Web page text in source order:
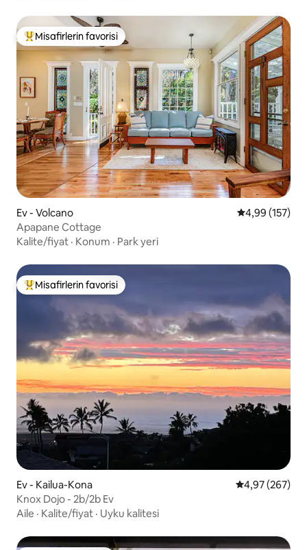
Misafirlerin favorilerinden en beğenilenler arasında
Misafirlerin favorisi
Ev - Volcano 5 üzerinden
4,99 (157)
Apapane Cottage
Kalite/fiyat · Konum · Park yeri
Misafirlerin favorilerinden en beğenilenler arasında
Misafirlerin favorisi
Ev - Kailua-Kona 5 üzerinden
4,97 (267)
Knox Dojo - 2b/2b Ev
Aile · Kalite/fiyat · Uyku kalitesi